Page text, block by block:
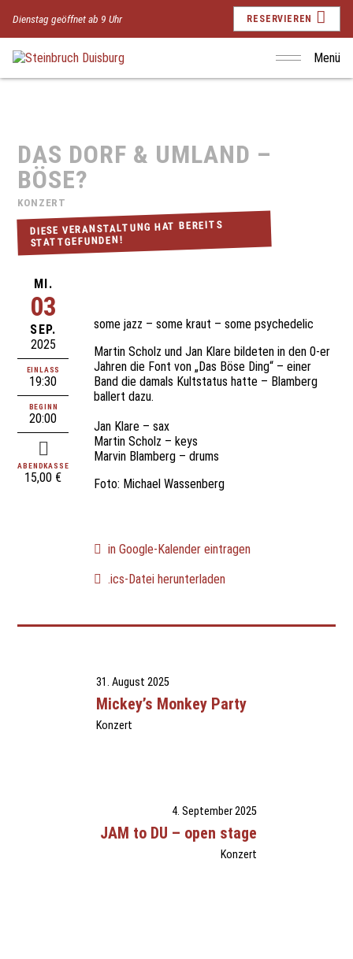
Menü
Dienstag geöffnet ab 9 Uhr RESERVIEREN
DAS DORF & UMLAND –
BÖSE?
KONZERT
DIESE VERANSTALTUNG HAT BEREITS
STATTGEFUNDEN!
MI.
03
SEP.
2025
EINLASS
19:30
BEGINN
20:00
ABENDKASSE
15,00 €
some jazz – some kraut – some psychedelic
Martin Scholz und Jan Klare bildeten in den 0-er
Jahren die Font von „Das Böse Ding“ – einer
Band die damals Kultstatus hatte – Blamberg
ballert dazu.
Jan Klare – sax
Martin Scholz – keys
Marvin Blamberg – drums
Foto: Michael Wassenberg
in Google-Kalender eintragen
.ics-Datei herunterladen
31. August 2025
Mickey’s Monkey Party
Konzert
4. September 2025
JAM to DU – open stage
Konzert